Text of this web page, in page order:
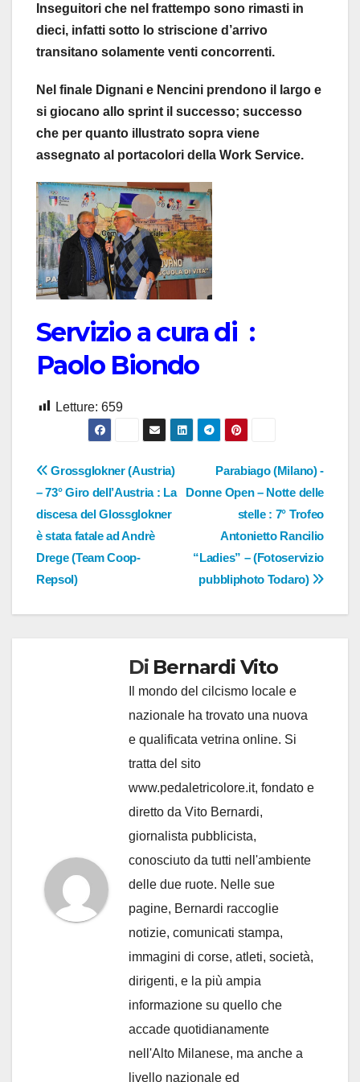
Inseguitori che nel frattempo sono rimasti in
dieci, infatti sotto lo striscione d’arrivo
transitano solamente venti concorrenti.
Nel finale Dignani e Nencini prendono il largo e
si giocano allo sprint il successo; successo
che per quanto illustrato sopra viene
assegnato al portacolori della Work Service.
Servizio a cura di :
Paolo Biondo
Letture: 659
Navigazione
articoli
Parabiago (Milano) -
Donne Open – Notte delle
stelle : 7° Trofeo
Antonietto Rancilio
“Ladies” – (Fotoservizio
pubbliphoto Todaro)
Grossglokner (Austria)
– 73° Giro dell’Austria : La
discesa del Glossglokner
è stata fatale ad Andrè
Drege (Team Coop-
Repsol)
Di Bernardi Vito
Il mondo del cilcismo locale e
nazionale ha trovato una nuova
e qualificata vetrina online. Si
tratta del sito
www.pedaletricolore.it, fondato e
diretto da Vito Bernardi,
giornalista pubblicista,
conosciuto da tutti nell'ambiente
delle due ruote. Nelle sue
pagine, Bernardi raccoglie
notizie, comunicati stampa,
immagini di corse, atleti, società,
dirigenti, e la più ampia
informazione su quello che
accade quotidianamente
nell'Alto Milanese, ma anche a
livello nazionale ed